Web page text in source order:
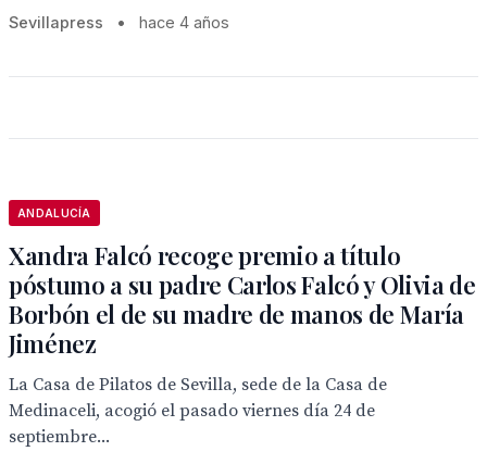
Sevillapress • hace 4 años
ANDALUCÍA
Xandra Falcó recoge premio a título
póstumo a su padre Carlos Falcó y Olivia de
Borbón el de su madre de manos de María
Jiménez
La Casa de Pilatos de Sevilla, sede de la Casa de
Medinaceli, acogió el pasado viernes día 24 de
septiembre...